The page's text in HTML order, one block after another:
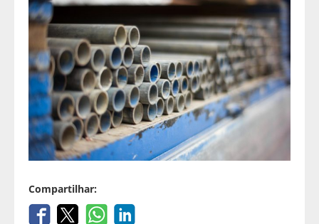
Compartilhar: